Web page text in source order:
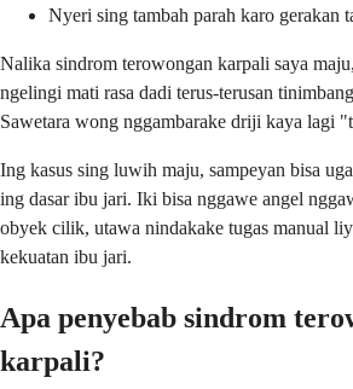
Nyeri sing tambah parah karo gerakan
Nalika sindrom terowongan karpali saya
ngelingi mati rasa dadi terus-terusan
Sawetara wong nggambarake driji kaya lagi
Ing kasus sing luwih maju, sampeyan bisa
ing dasar ibu jari. Iki bisa nggawe angel
obyek cilik, utawa nindakake tugas manual
kekuatan ibu jari.
Apa penyebab sindrom
karpali?